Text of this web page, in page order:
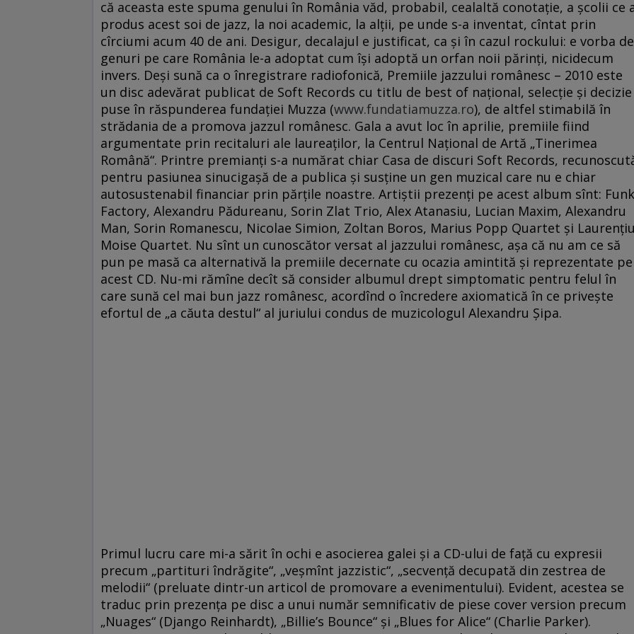
că aceasta este spuma genului în România văd, probabil, cealaltă conotaţie, a şcolii ce
produs acest soi de jazz, la noi academic, la alţii, pe unde s-a inventat, cîntat prin
cîrciumi acum 40 de ani. Desigur, decalajul e justificat, ca şi în cazul rockului: e vorba de
genuri pe care România le-a adoptat cum îşi adoptă un orfan noii părinţi, nicidecum
invers. Deşi sună ca o înregistrare radiofonică, Premiile jazzului românesc – 2010 este
un disc adevărat publicat de Soft Records cu titlu de best of naţional, selecţie şi decizie
puse în răspunderea fundaţiei Muzza (www.fundatiamuzza.ro), de altfel stimabilă în
strădania de a promova jazzul românesc. Gala a avut loc în aprilie, premiile fiind
argumentate prin recitaluri ale laureaţilor, la Centrul Naţional de Artă „Tinerimea
Română“. Printre premianţi s-a numărat chiar Casa de discuri Soft Records,
pentru pasiunea sinucigaşă de a publica şi susţine un gen muzical care nu e chiar
autosustenabil financiar prin părţile noastre. Artiştii prezenţi pe acest album sînt: Funk
Factory, Alexandru Pădureanu, Sorin Zlat Trio, Alex Atanasiu, Lucian Maxim, Alexandru
Man, Sorin Romanescu, Nicolae Simion, Zoltan Boros, Marius Popp Quartet şi Laurenţiu
Moise Quartet. Nu sînt un cunoscător versat al jazzului românesc, aşa că nu am ce să
pun pe masă ca alternativă la premiile decernate cu ocazia amintită şi reprezentate pe
acest CD. Nu-mi rămîne decît să consider albumul drept simptomatic pentru felul în
care sună cel mai bun jazz românesc, acordînd o încredere axiomatică în ce priveşte
efortul de „a căuta destul“ al juriului condus de muzicologul Alexandru Şipa.
Primul lucru care mi-a sărit în ochi e asocierea galei şi a CD-ului de faţă cu expresii
precum „partituri îndrăgite“, „veşmînt jazzistic“, „secvenţă decupată din zestrea de
melodii“ (preluate dintr-un articol de promovare a evenimentului). Evident, acestea se
traduc prin prezenţa pe disc a unui număr semnificativ de piese cover version precum
„Nuages“ (Django Reinhardt), „Billie’s Bounce“ şi „Blues for Alice“ (Charlie Parker).